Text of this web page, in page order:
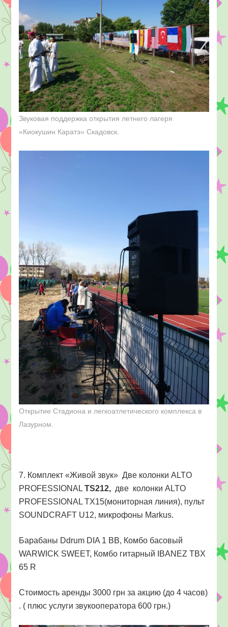
Звуковая поддержка открытия летнего лагеря
«Киокушин Каратэ» Скадовск.
Открытие Стадиона и легкоатлетического комплекса в
Лазурном.
7. Комплект «Живой звук» Две колонки ALTO
PROFESSIONALTS212, две колонки ALTO
PROFESSIONAL TX15(мониторная линия), пульт
SOUNDCRAFT U12, микрофоны Markus.
Барабаны Ddrum DIA 1 BB, Комбо басовый
WARWICK SWEET, Комбо гитарный IBANEZ TBX
65 R
Стоимость аренды 3000 грн за акцию (до 4 часов)
. ( плюс услуги звукооператора 600 грн.)